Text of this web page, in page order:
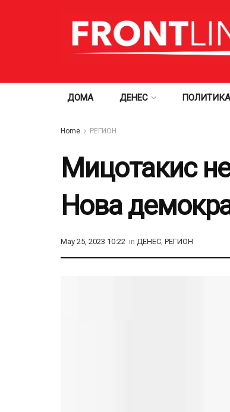
ДОМА ДЕНЕС ПОЛИТИКА
Home РЕГИОН
Мицотакис
Нова
May 25, 2023 10:22 in ДЕНЕС, РЕГИОН